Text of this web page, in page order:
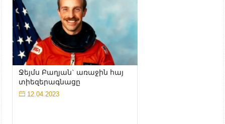
Ջեյմս Բաղյան` առաջին հայ
տիեզերագնացը
12.04.2023